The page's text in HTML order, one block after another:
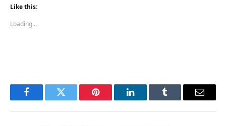
Like this:
Loading...
FacebookTwitter Pinterest LinkedInTumblr Email